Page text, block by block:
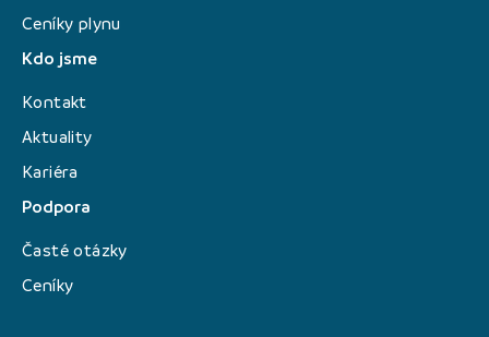
Ceníky plynu
Kdo jsme
Kontakt
Aktuality
Kariéra
Podpora
Časté otázky
Ceníky